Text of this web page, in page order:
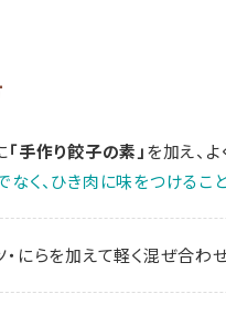
「手作り餃子の素」を加え、
く、ひき肉に味をつけるこ
・にらを加えて軽く混ぜ合わ